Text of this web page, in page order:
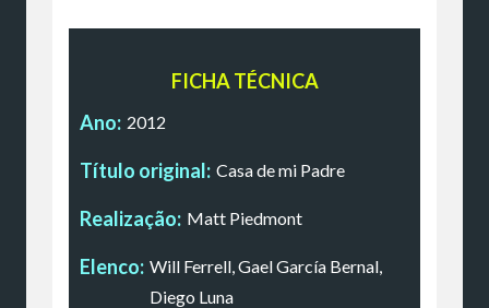
FICHA TÉCNICA
Ano: 2012
Título original: Casa de mi Padre
Realização: Matt Piedmont
Elenco: Will Ferrell, Gael García Bernal,
Diego Luna